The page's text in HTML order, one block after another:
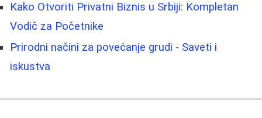
Kako Otvoriti Privatni Biznis u Srbiji: Kompletan
Vodič za Početnike
Prirodni načini za povećanje grudi - Saveti i
iskustva